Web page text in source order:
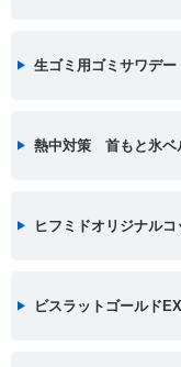
生ゴミ用ゴミサワデー
熱中対策 首もと氷ベ
ヒフミドオリジナルコ
ビスラットゴールド